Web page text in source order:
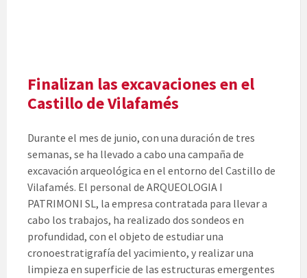
Finalizan las excavaciones en el
Castillo de Vilafamés
Durante el mes de junio, con una duración de tres
semanas, se ha llevado a cabo una campaña de
excavación arqueológica en el entorno del Castillo de
Vilafamés. El personal de ARQUEOLOGIA I
PATRIMONI SL, la empresa contratada para llevar a
cabo los trabajos, ha realizado dos sondeos en
profundidad, con el objeto de estudiar una
cronoestratigrafía del yacimiento, y realizar una
limpieza en superficie de las estructuras emergentes